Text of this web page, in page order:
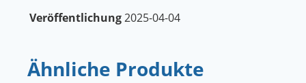
Veröffentlichung2025-04-04
Ähnliche Produkte